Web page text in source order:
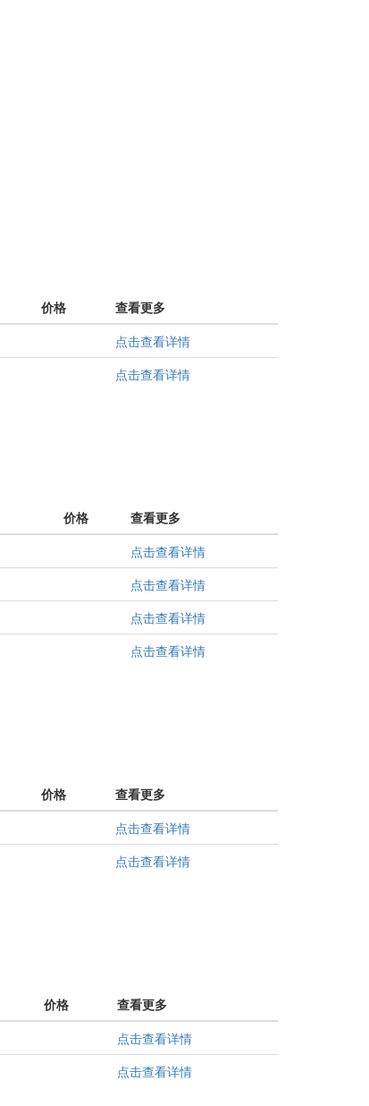
价格
查看更多
点击查看详情
点击查看详情
价格
查看更多
点击查看详情
点击查看详情
点击查看详情
点击查看详情
价格
查看更多
点击查看详情
点击查看详情
价格
查看更多
点击查看详情
点击查看详情